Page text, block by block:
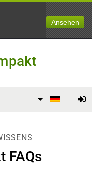
Ansehen
FAQs